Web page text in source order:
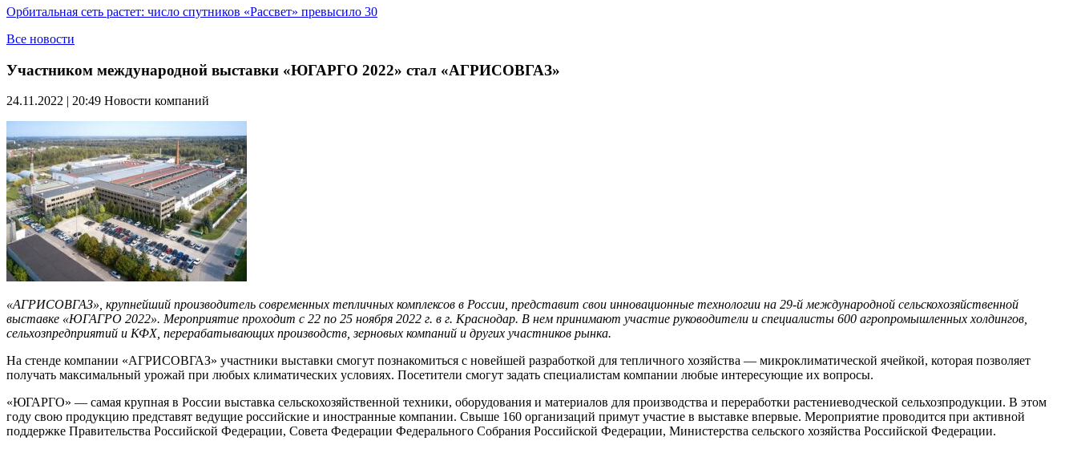
Орбитальная сеть растет: число спутников «Рассвет» превысило 30
Все новости
Участником международной выставки «ЮГАРГО 2022» стал «АГРИСОВГАЗ»
24.11.2022 | 20:49 Новости компаний
«АГРИСОВГАЗ», крупнейший производитель современных тепличных комплексов в России, представит свои инновационные технологии на 29-й международной сельскохозяйственной
выставке «ЮГАГРО 2022». Мероприятие проходит с 22 по 25 ноября 2022 г. в г. Краснодар. В нем принимают участие руководители и специалисты 600 агропромышленных холдингов,
сельхозпредприятий и КФХ, перерабатывающих производств, зерновых компаний и других участников рынка.
На стенде компании «АГРИСОВГАЗ» участники выставки смогут познакомиться с новейшей разработкой для тепличного хозяйства — микроклиматической ячейкой, которая позволяет
получать максимальный урожай при любых климатических условиях. Посетители смогут задать специалистам компании любые интересующие их вопросы.
«ЮГАРГО» — самая крупная в России выставка сельскохозяйственной техники, оборудования и материалов для производства и переработки растениеводческой сельхозпродукции. В этом
году свою продукцию представят ведущие российские и иностранные компании. Свыше 160 организаций примут участие в выставке впервые. Мероприятие проводится при активной
поддержке Правительства Российской Федерации, Совета Федерации Федерального Собрания Российской Федерации, Министерства сельского хозяйства Российской Федерации.